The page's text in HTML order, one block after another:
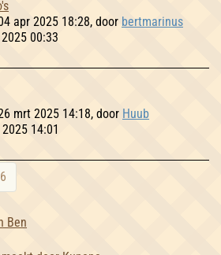
apr 2025 18:28, door bertmarinus
00:33
mrt 2025 14:18, door Huub
14:01
Ben